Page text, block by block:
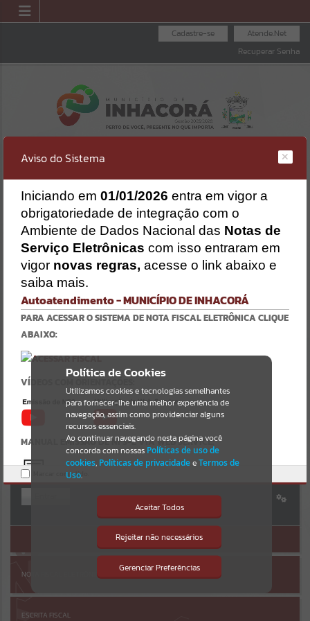
Atende.Net
Cadastre-se
Recuperar Senha
ENVIAR PROPOSTA
DE LICITAÇÕES
CONSULTA DE
PROTOCOLO
PAGAMENTO
Resultados para
Portais
Por favor, aguarde...
NOTÍCIAS
Por favor, aguarde...
Por favor, aguarde...
AUTOATENDIMENTO
Cadastre-se|Recuperar Senha
ACESSAR SEM LOGIN
NOTA FISCAL ELETRÔNICA
ESCRITA FISCAL
Política de Cookies
Utilizamos cookies e tecnologias semelhantes
para fornecer-lhe uma melhor experiência de
navegação, assim como providenciar alguns
recursos essenciais.
Ao continuar navegando nesta página você
concorda com nossas Políticas de uso de
cookies, Políticas de privacidadeeTermos de
Uso.
Aceitar Todos
Rejeitar não necessários
Gerenciar Preferências
Isto significa que diversos recursos
providenciados poderão não estar
Aviso do Sistema
Iniciando em 01/01/2026 entra em vigor a
obrigatoriedade de integração com o
Ambiente de Dados Nacional das Notas de
Serviço Eletrônicas com isso entraram em
vigor novas regras, acesse o link abaixo e
saiba mais.
Autoatendimento - MUNICÍPIO DE INHACORÁ
PARA ACESSAR O SISTEMA DE NOTA FISCAL ELETRÔNICA CLIQUE
ABAIXO:
VÍDEOS COM ORIENTAÇÕES:
MANUAL EMISSÃO DE NFS-E VIA WEB SERVICE:
URL DO WEB SERVICE:
https://ws-modelo.atende.net:7443/?
pg=rest&service=WNERestServiceNFSe
Marcar como lido.
Erro
Gerenciamento do Sistema
Ocorreu um erro de script:
Uncaught SyntaxError: Unexpected token '('
https://inhacora.atende.net/cidadao/pagina/static/bundle/wpo_inde
x_2_base_l2_portal_editores_sync_f15d4117a34dd2a38adddbc4ffd72
Verificar Mais Detalhes